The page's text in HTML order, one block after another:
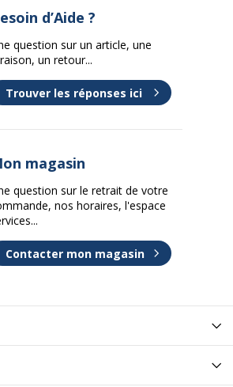
d’Aide ?
question sur un article, une
un retour...
Trouver les réponses ici
magasin
question sur le retrait de votre
nos horaires, l'espace
Contacter mon magasin